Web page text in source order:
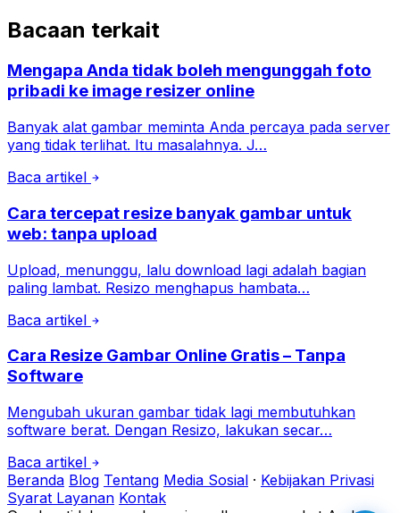
Bacaan terkait
Mengapa Anda tidak boleh mengunggah foto
pribadi ke image resizer online
Banyak alat gambar meminta Anda percaya pada server
yang tidak terlihat. Itu masalahnya. J…
Baca artikel
Cara tercepat resize banyak gambar untuk
web: tanpa upload
Upload, menunggu, lalu download lagi adalah bagian
paling lambat. Resizo menghapus hambata…
Baca artikel
Cara Resize Gambar Online Gratis – Tanpa
Software
Mengubah ukuran gambar tidak lagi membutuhkan
software berat. Dengan Resizo, lakukan secar…
Baca artikel
Beranda Blog Tentang Media Sosial · Kebijakan Privasi
Syarat Layanan Kontak